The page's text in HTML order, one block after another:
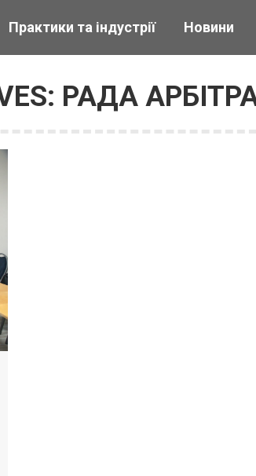
Практики та індустрії Новини
РАДА